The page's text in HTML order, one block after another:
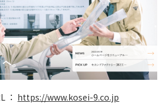
： https://www.kosei-9.co.jp